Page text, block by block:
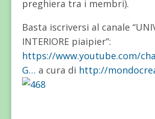
preghiera tra i membri).
Basta iscriversi al canale
INTERIORE piaipier”:
https://www.youtube.com/
G… a cura di http://